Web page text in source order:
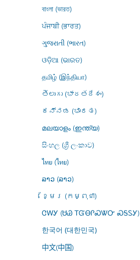
বাংলা (ভারত)
ਪੰਜਾਬੀ (ਭਾਰਤ)
ગુજરાતી (ભારત)
ଓଡ଼ିଆ (ଭାରତ)
தமிழ் (இந்தியா)
తెలుగు (భారతదేశం)
ಕನ್ನಡ (ಭಾರತ)
മലയാളം (ഇന്ത്യ)
සිංහල (ශ්‍රී ලංකාව)
ไทย (ไทย)
ລາວ (ລາວ)
ខ្មែរ (កម្ពុជា)
ᏣᎳᎩ (ᏌᏊ ᎢᏳᎾᎵᏍᏔᏅ ᏍᎦᏚᎩ)
한국어 (대한민국)
中文(中国)